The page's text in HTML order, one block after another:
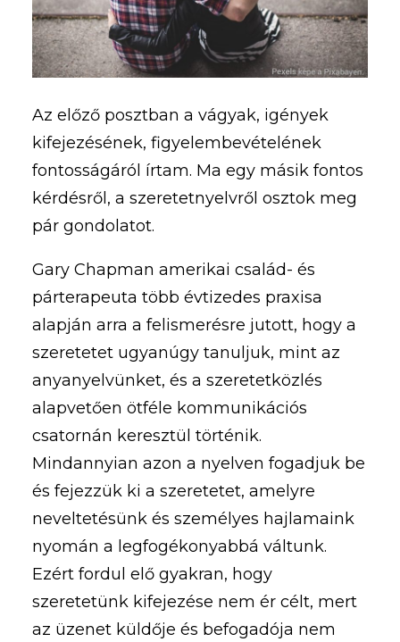
Az előző posztban a vágyak, igények
kifejezésének, figyelembevételének
fontosságáról írtam. Ma egy másik fontos
kérdésről, a szeretetnyelvről osztok meg
pár gondolatot.
Gary Chapman amerikai család- és
párterapeuta több évtizedes praxisa
alapján arra a felismerésre jutott, hogy a
szeretetet ugyanúgy tanuljuk, mint az
anyanyelvünket, és a szeretetközlés
alapvetően ötféle kommunikációs
csatornán keresztül történik.
Mindannyian azon a nyelven fogadjuk be
és fejezzük ki a szeretetet, amelyre
neveltetésünk és személyes hajlamaink
nyomán a legfogékonyabbá váltunk.
Ezért fordul elő gyakran, hogy
szeretetünk kifejezése nem ér célt, mert
az üzenet küldője és befogadója nem